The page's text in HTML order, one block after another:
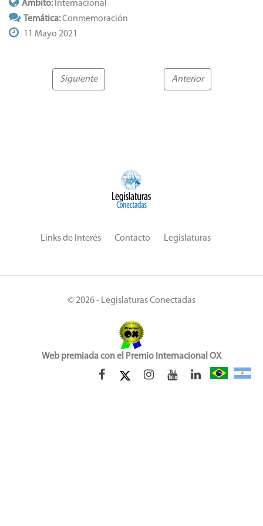
Ámbito:Internacional
Temática:Conmemoración
11 Mayo 2021
Siguiente Anterior
Links de Interés Contacto Legislaturas
© 2026 - Legislaturas Conectadas
Web premiada con el Premio Internacional OX